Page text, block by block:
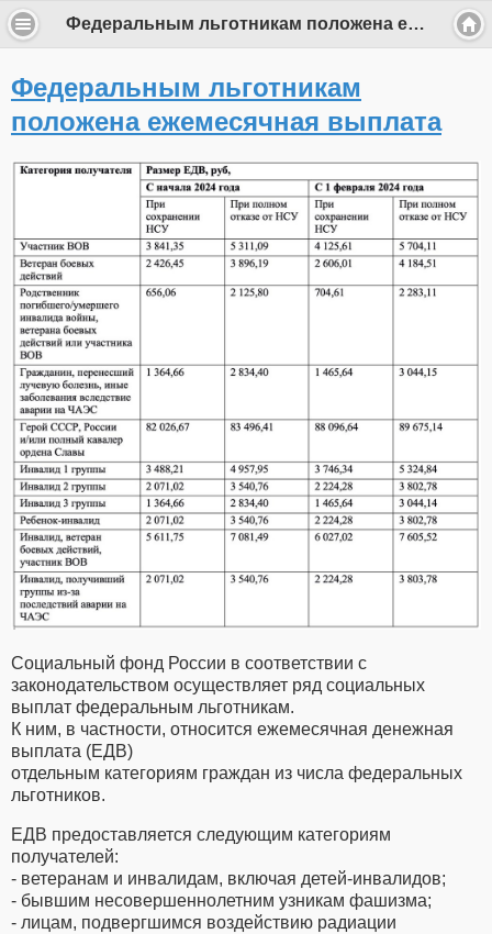
Федеральным льготникам положена ежемесячная выплата
Федеральным льготникам
положена ежемесячная выплата
Социальный фонд России в соответствии с
законодательством осуществляет ряд социальных
выплат федеральным льготникам.
К ним, в частности, относится ежемесячная денежная
выплата (ЕДВ)
отдельным категориям граждан из числа федеральных
льготников.
ЕДВ предоставляется следующим категориям
получателей:
- ветеранам и инвалидам, включая детей-инвалидов;
- бывшим несовершеннолетним узникам фашизма;
- лицам, подвергшимся воздействию радиации